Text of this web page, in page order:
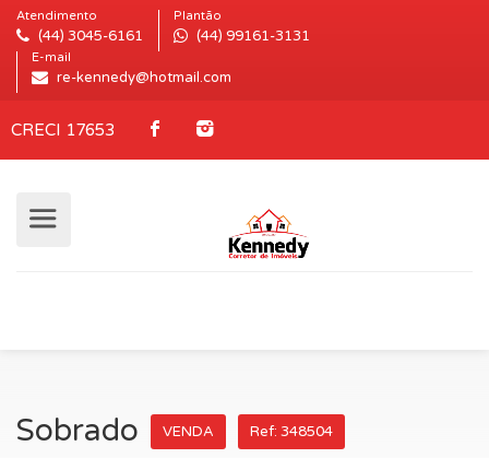
Atendimento
(44) 3045-6161
Plantão
(44) 99161-3131
E-mail
re-kennedy@hotmail.com
CRECI 17653
Sobrado VENDA Ref: 348504